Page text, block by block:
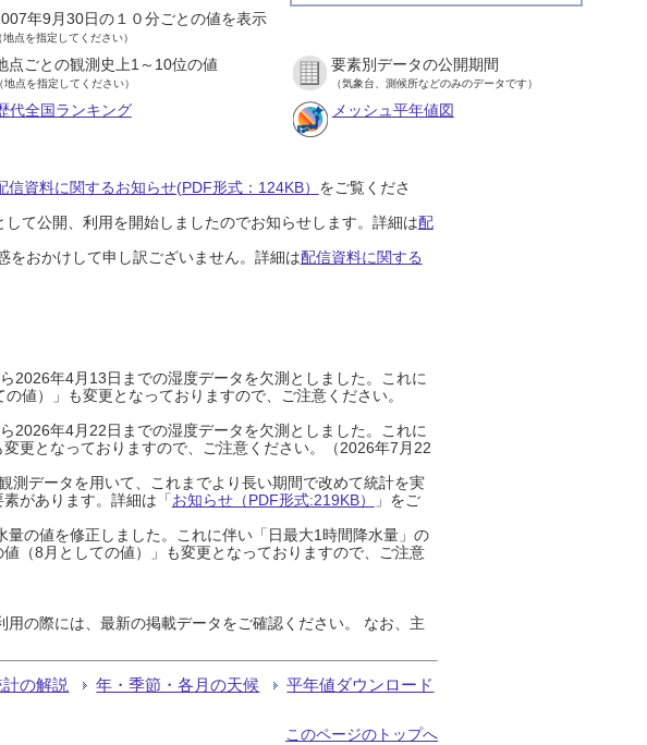
年9月30日の１０分ごとの値を表示
地点を指定してください）
点ごとの観測史上1～10位の値
（地点を指定してください）
要素別データの公開期間
（気象台、測候所などのみのデータです）
代全国ランキング メッシュ平年値図
信資料に関するお知らせ(PDF形式：124KB） をご覧くださ
て公開、利用を開始しましたのでお知らせします。詳細は配
おかけして申し訳ございません。詳細は配信資料に関する
2026年4月13日までの湿度データを欠測としました。これに
値）」も変更となっておりますので、ご注意ください。
2026年4月22日までの湿度データを欠測としました。これに
更となっておりますので、ご注意ください。（2026年7月22
データを用いて、これまでより長い期間で改めて統計を実
があります。詳細は「お知らせ（PDF形式:219KB）
」をご
の値を修正しました。これに伴い「日最大1時間降水量」の
（8月としての値）」も変更となっておりますので、ご注意
の際には、最新の掲載データをご確認ください。 なお、主
の解説 年・季節・各月の天候 平年値ダウンロード
このページのトップへ